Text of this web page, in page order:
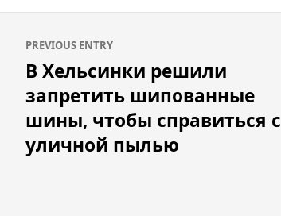
по
записям
PREVIOUS ENTRY
В Хельсинки решили
запретить шипованные
шины, чтобы справиться с
уличной пылью